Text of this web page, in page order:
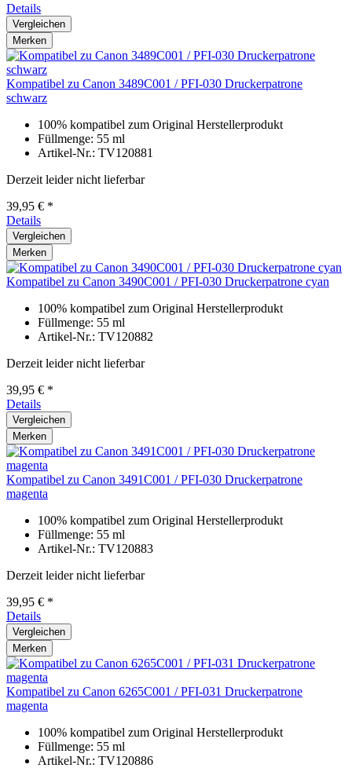
Details
Vergleichen
Merken
Kompatibel zu Canon 3489C001 / PFI-030 Druckerpatrone
schwarz
100% kompatibel zum Original Herstellerprodukt
Füllmenge: 55 ml
Artikel-Nr.: TV120881
Derzeit leider nicht lieferbar
39,95 € *
Details
Vergleichen
Merken
Kompatibel zu Canon 3490C001 / PFI-030 Druckerpatrone cyan
100% kompatibel zum Original Herstellerprodukt
Füllmenge: 55 ml
Artikel-Nr.: TV120882
Derzeit leider nicht lieferbar
39,95 € *
Details
Vergleichen
Merken
Kompatibel zu Canon 3491C001 / PFI-030 Druckerpatrone
magenta
100% kompatibel zum Original Herstellerprodukt
Füllmenge: 55 ml
Artikel-Nr.: TV120883
Derzeit leider nicht lieferbar
39,95 € *
Details
Vergleichen
Merken
Kompatibel zu Canon 6265C001 / PFI-031 Druckerpatrone
magenta
100% kompatibel zum Original Herstellerprodukt
Füllmenge: 55 ml
Artikel-Nr.: TV120886